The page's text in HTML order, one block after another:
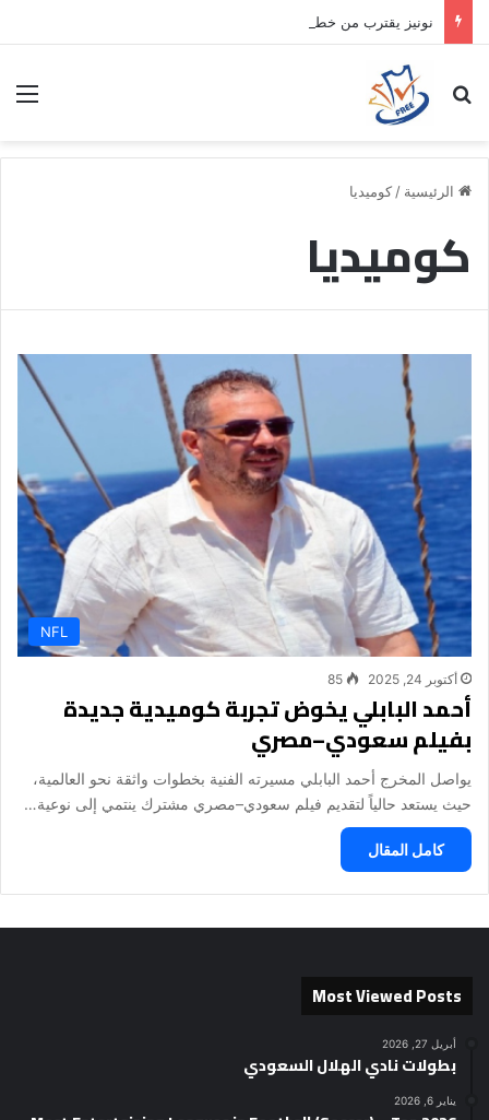
نونيز يقترب من خطوة جديدة بموافقة الهلال
بحث عن
الرئيسية / كوميديا
كوميديا
NFL
أكتوبر 24, 2025 85
أحمد البابلي يخوض تجربة كوميدية جديدة
بفيلم سعودي–مصري
يواصل المخرج أحمد البابلي مسيرته الفنية بخطوات واثقة نحو العالمية،
حيث يستعد حالياً لتقديم فيلم سعودي–مصري مشترك ينتمي إلى نوعية…
كامل المقال
Most Viewed Posts
أبريل 27, 2026
بطولات نادي الهلال السعودي
يناير 6, 2026